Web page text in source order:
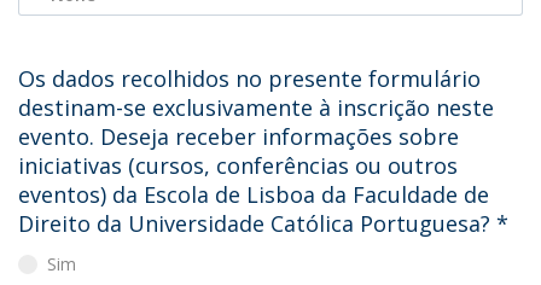
Os dados recolhidos no presente formulário
destinam-se exclusivamente à inscrição neste
evento. Deseja receber informações sobre
iniciativas (cursos, conferências ou outros
eventos) da Escola de Lisboa da Faculdade de
Direito da Universidade Católica Portuguesa? *
Sim